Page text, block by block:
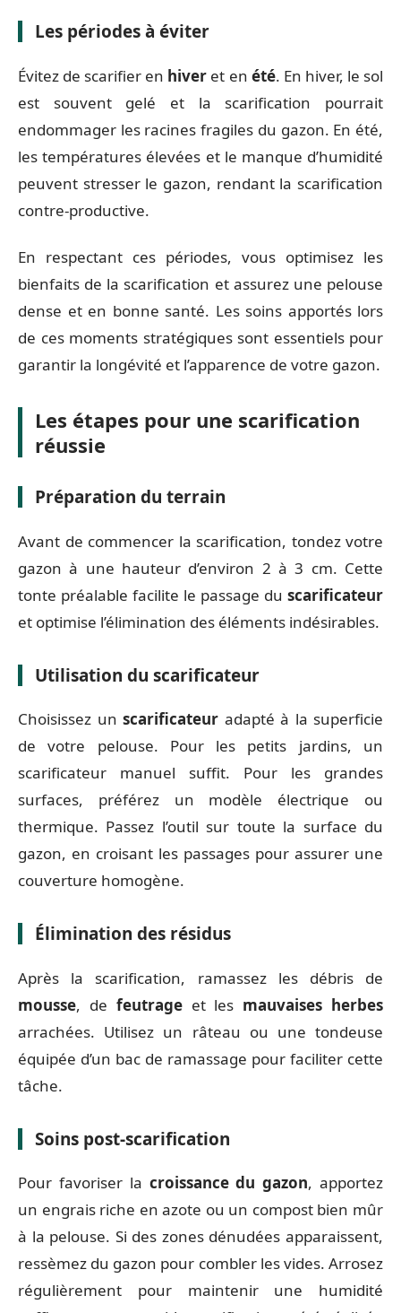
Les périodes à éviter
Évitez de scarifier en hiver et en été. En hiver, le sol
est souvent gelé et la scarification pourrait
endommager les racines fragiles du gazon. En été,
les températures élevées et le manque d’humidité
peuvent stresser le gazon, rendant la scarification
contre-productive.
En respectant ces périodes, vous optimisez les
bienfaits de la scarification et assurez une pelouse
dense et en bonne santé. Les soins apportés lors
de ces moments stratégiques sont essentiels pour
garantir la longévité et l’apparence de votre gazon.
Les étapes pour une scarification
réussie
Préparation du terrain
Avant de commencer la scarification, tondez votre
gazon à une hauteur d’environ 2 à 3 cm. Cette
tonte préalable facilite le passage du scarificateur
et optimise l’élimination des éléments indésirables.
Utilisation du scarificateur
Choisissez un scarificateur adapté à la superficie
de votre pelouse. Pour les petits jardins, un
scarificateur manuel suffit. Pour les grandes
surfaces, préférez un modèle électrique ou
thermique. Passez l’outil sur toute la surface du
gazon, en croisant les passages pour assurer une
couverture homogène.
Élimination des résidus
Après la scarification, ramassez les débris de
mousse, de feutrageet les mauvaises herbes
arrachées. Utilisez un râteau ou une tondeuse
équipée d’un bac de ramassage pour faciliter cette
tâche.
Soins post-scarification
Pour favoriser la croissance du gazon, apportez
un engrais riche en azote ou un compost bien mûr
à la pelouse. Si des zones dénudées apparaissent,
ressèmez du gazon pour combler les vides. Arrosez
régulièrement pour maintenir une humidité